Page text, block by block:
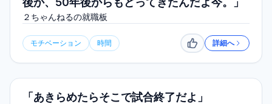
２ちゃんねるの就職板
モチベーション 時間 いいね詳細へ
「あきらめたらそこで試合終了だよ」